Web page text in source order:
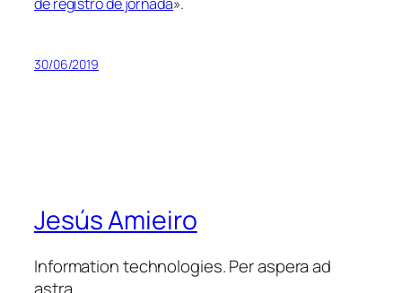
de registro de jornada».
30/06/2019
Jesús Amieiro
Information technologies. Per aspera ad